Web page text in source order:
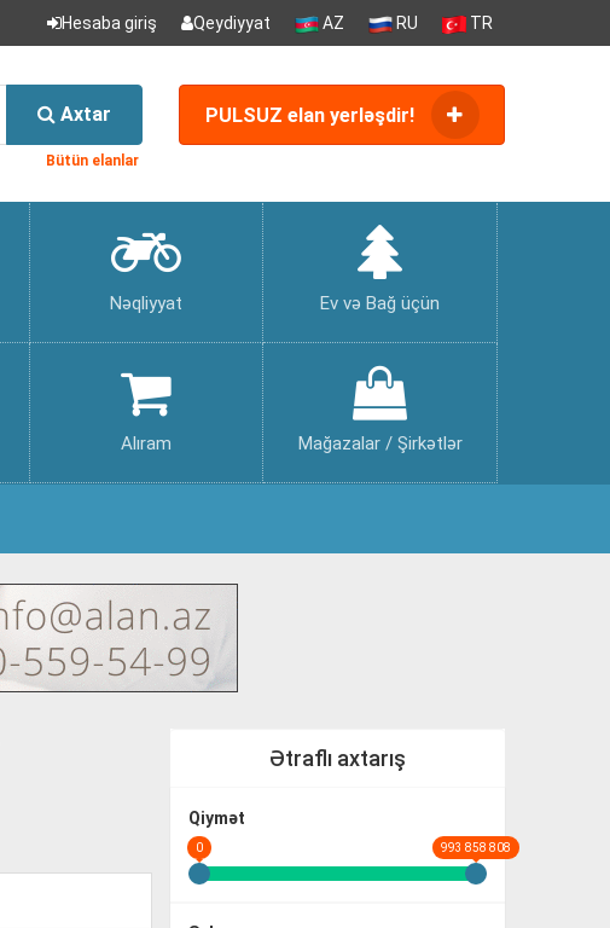
Hesaba giriş Qeydiyyat AZ RU TR
Axtar
Bütün elanlar
PULSUZ elan yerləşdir!
Nəqliyyat Ev və Bağ üçün
Alıram Mağazalar / Şirkətlər
Ətraflı axtarış
Qiymət
0 993 858 808